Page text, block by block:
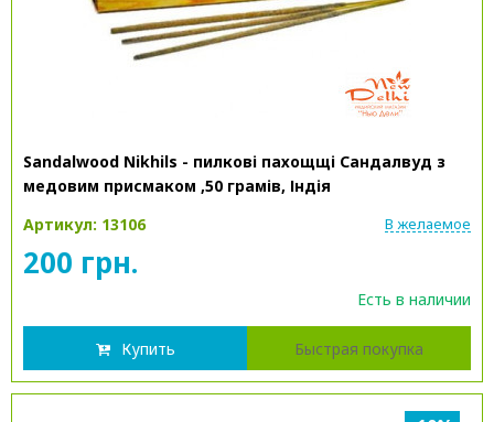
Sandalwood Nikhils - пилкові пахощщі Сандалвуд з
медовим присмаком ,50 грамів, Індія
Артикул: 13106
В желаемое
200 грн.
Есть в наличии
Купить Быстрая покупка